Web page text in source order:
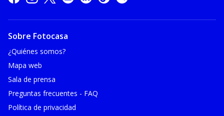
Sobre Fotocasa
¿Quiénes somos?
Mapa web
Sala de prensa
Preguntas frecuentes - FAQ
Política de privacidad